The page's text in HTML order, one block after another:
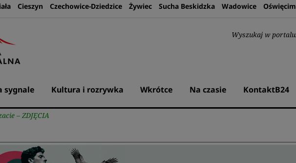
Cieszyn Czechowice-Dziedzice Żywiec Sucha Beskidzka Wadowice Oświęcim
sygnale Kultura i rozrywka Wkrótce Na czasie KontaktB24
– ZDJĘCIA